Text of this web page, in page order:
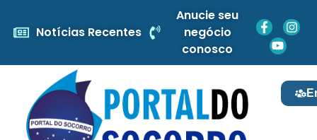
Notícias Recentes
Anucie seu
negócio
conosco